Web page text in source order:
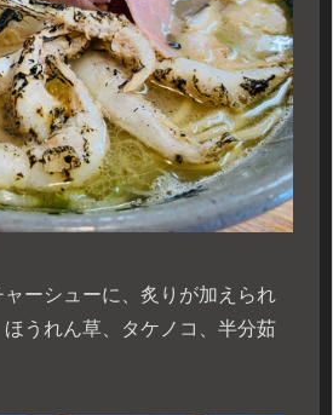
ーシューに、炙りが加えられ
うれん草、タケノコ、半分茹